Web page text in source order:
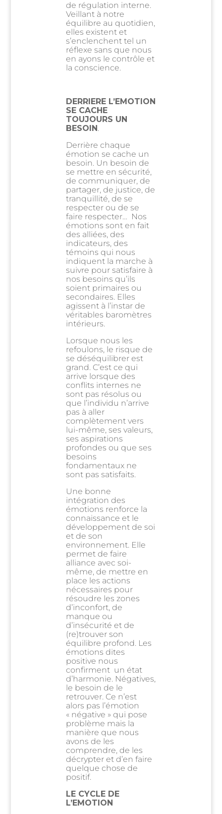
de régulation interne.
Veillant à notre
équilibre au quotidien,
elles existent et
s’enclenchent tel un
réflexe sans que nous
en ayons le contrôle et
la conscience.
DERRIERE L’EMOTION
SE CACHE
TOUJOURS UN
BESOIN.
Derrière chaque
émotion se cache un
besoin. Un besoin de
se mettre en sécurité,
de communiquer, de
partager, de justice, de
tranquillité, de se
respecter ou de se
faire respecter… Nos
émotions sont en fait
des alliées, des
indicateurs, des
témoins qui nous
indiquent la marche à
suivre pour satisfaire à
nos besoins qu’ils
soient primaires ou
secondaires. Elles
agissent à l’instar de
véritables baromètres
intérieurs.
Lorsque nous les
refoulons, le risque de
se déséquilibrer est
grand. C’est ce qui
arrive lorsque des
conflits internes ne
sont pas résolus ou
que l’individu n’arrive
pas à aller
complètement vers
lui-même, ses valeurs,
ses aspirations
profondes ou que ses
besoins
fondamentaux ne
sont pas satisfaits.
Une bonne
intégration des
émotions renforce la
connaissance et le
développement de soi
et de son
environnement. Elle
permet de faire
alliance avec soi-
même, de mettre en
place les actions
nécessaires pour
résoudre les zones
d’inconfort, de
manque ou
d’insécurité et de
(re)trouver son
équilibre profond. Les
émotions dites
positive nous
confirment un état
d’harmonie. Négatives,
le besoin de le
retrouver. Ce n’est
alors pas l’émotion
« négative » qui pose
problème mais la
manière que nous
avons de les
comprendre, de les
décrypter et d’en faire
quelque chose de
positif.
LE CYCLE DE
L’EMOTION